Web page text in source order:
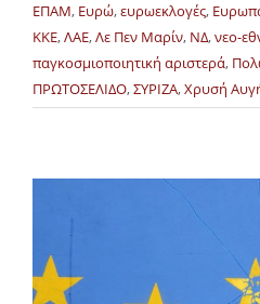
ΕΠΑΜ, Ευρώ,ευρωεκλογές,
ΚΚΕ,ΛΑΕ,Λε Πεν Μαρίν, ΝΔ,νεο-
παγκοσμιοποιητική αριστερά,
ΠΡΩΤΟΣΕΛΙΔΟ,ΣΥΡΙΖΑ,Χρυσή